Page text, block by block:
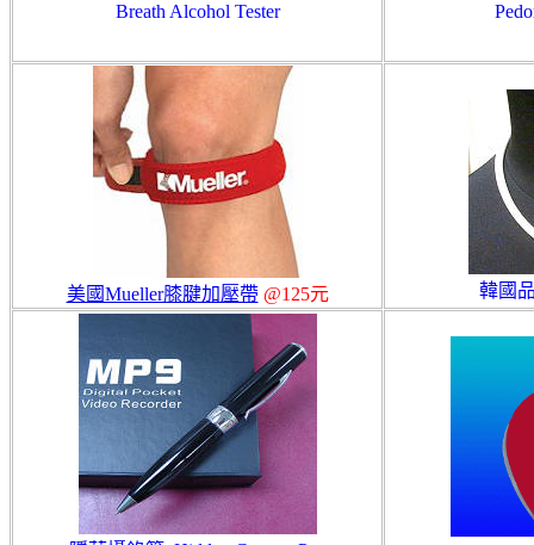
Breath Alcohol Tester
美國Mueller膝腱加壓帶 @125元 韓國